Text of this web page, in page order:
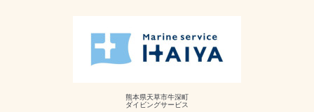
熊本県天草市牛深町
ダイビングサービス